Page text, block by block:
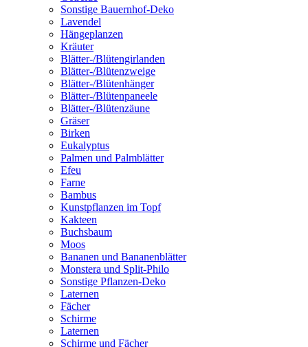
Sonstige Bauernhof-Deko
Lavendel
Hängeplanzen
Kräuter
Blätter-/Blütengirlanden
Blätter-/Blütenzweige
Blätter-/Blütenhänger
Blätter-/Blütenpaneele
Blätter-/Blütenzäune
Gräser
Birken
Eukalyptus
Palmen und Palmblätter
Efeu
Farne
Bambus
Kunstpflanzen im Topf
Kakteen
Buchsbaum
Moos
Bananen und Bananenblätter
Monstera und Split-Philo
Sonstige Pflanzen-Deko
Laternen
Fächer
Schirme
Laternen
Schirme und Fächer